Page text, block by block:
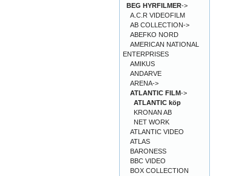
BEG HYRFILMER->
A.C.R VIDEOFILM
AB COLLECTION->
ABEFKO NORD
AMERICAN NATIONAL
ENTERPRISES
AMIKUS
ANDARVE
ARENA->
ATLANTIC FILM->
ATLANTIC köp
KRONAN AB
NET WORK
ATLANTIC VIDEO
ATLAS
BARONESS
BBC VIDEO
BOX COLLECTION